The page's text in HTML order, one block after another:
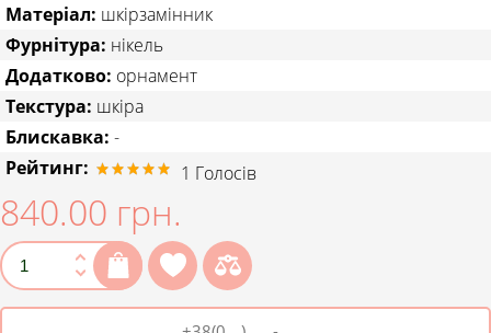
Матеріал: шкірзамінник
Фурнітура: нікель
Додатково: орнамент
Текстура: шкіра
Блискавка: -
Рейтинг:
1 Голосів
840.00 грн.